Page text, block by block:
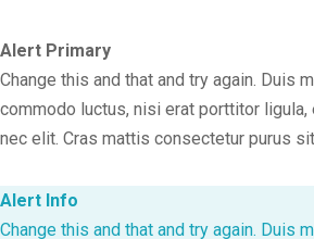
Alert Primary
Change this and that and try again. Duis
commodo luctus, nisi erat porttitor
nec elit. Cras mattis consectetur purus
Alert Info
Change this and that and try again. Duis